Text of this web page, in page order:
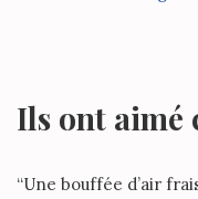
Ils ont aimé
“Une bouffée d’air